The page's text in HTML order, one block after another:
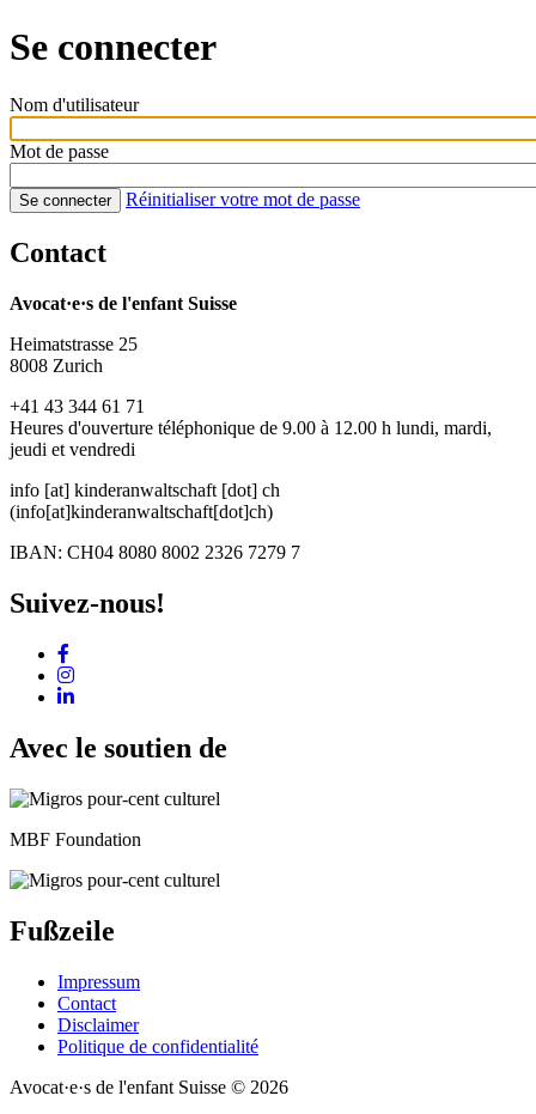
Se connecter
Nom d'utilisateur
Mot de passe
Se connecter Réinitialiser votre mot de passe
Contact
Avocat·e·s de l'enfant Suisse
Heimatstrasse 25
8008 Zurich
+41 43 344 61 71
Heures d'ouverture téléphonique de 9.00 à 12.00 h lundi, mardi,
jeudi et vendredi
info [at] kinderanwaltschaft [dot] ch
(info[at]kinderanwaltschaft[dot]ch)
IBAN: CH04 8080 8002 2326 7279 7
Suivez-nous!
Avec le soutien de
MBF Foundation
Fußzeile
Impressum
Contact
Disclaimer
Politique de confidentialité
Avocat·e·s de l'enfant Suisse © 2026